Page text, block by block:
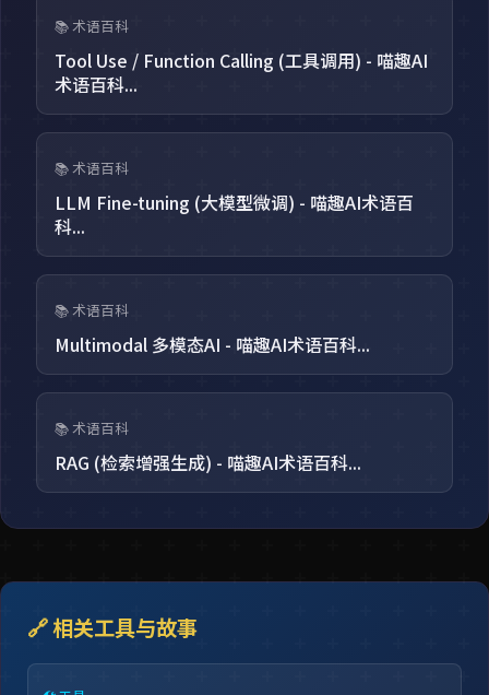
📚 术语百科
Tool Use / Function Calling (工具调用) - 喵趣AI
术语百科...
📚 术语百科
LLM Fine-tuning (大模型微调) - 喵趣AI术语百
科...
📚 术语百科
Multimodal 多模态AI - 喵趣AI术语百科...
📚 术语百科
RAG (检索增强生成) - 喵趣AI术语百科...
🔗 相关工具与故事